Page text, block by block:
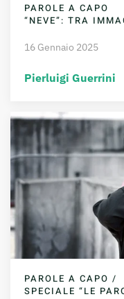
PAROLE A CAPO
“NEVE”: TRA
16 Gennaio 2025
Pierluigi Guerrini
PAROLE A CAPO /
SPECIALE “LE